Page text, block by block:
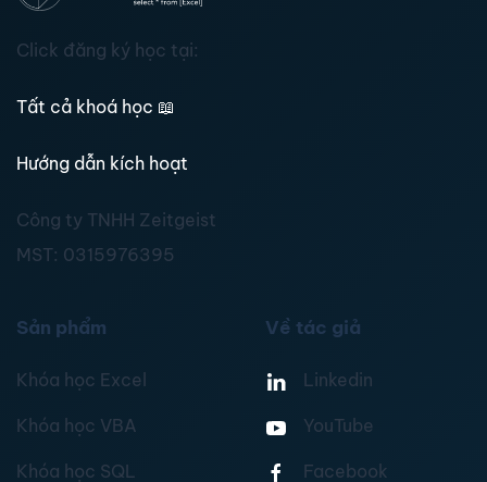
Click đăng ký học tại:
Tất cả khoá học 📖
Hướng dẫn kích hoạt
Công ty TNHH Zeitgeist
MST: 0315976395
Sản phẩm
Khóa học Excel
Khóa học VBA
Khóa học SQL
Về tác giả
Linkedin
YouTube
Facebook